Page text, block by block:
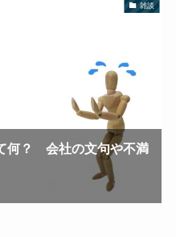
雑談
何？ 会社の文句や不満